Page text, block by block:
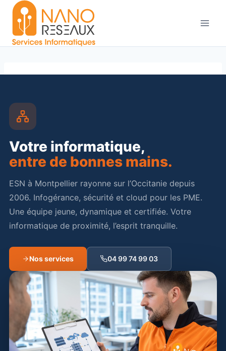
Aller
contenu
Votre informatique,
entre de bonnes mains.
ESN à Montpellier rayonne sur l’Occitanie depuis
2006. Infogérance, sécurité et cloud pour les PME.
Une équipe jeune, dynamique et certifiée. Votre
informatique de proximité, l’esprit tranquille.
Nos services 04 99 74 99 03